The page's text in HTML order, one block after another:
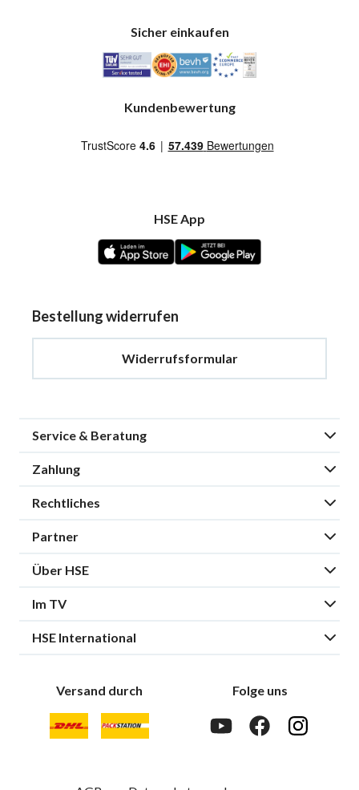
Sicher einkaufen
Kundenbewertung
HSE App
Bestellung widerrufen
Widerrufsformular
Service & Beratung
Zahlung
Rechtliches
Partner
Über HSE
Im TV
HSE International
Versand durch Folge uns